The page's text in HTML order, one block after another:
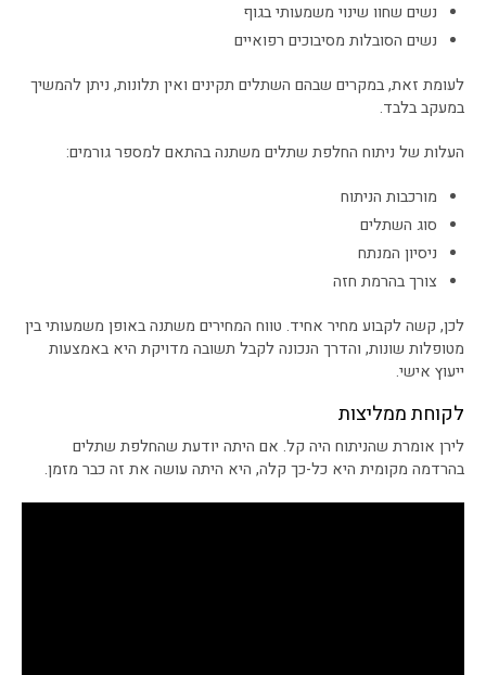
נשים שחוו שינוי משמעותי בגוף
נשים הסובלות מסיבוכים רפואיים
לעומת זאת, במקרים שבהם השתלים תקינים ואין תלונות, ניתן להמשיך
במעקב בלבד.
העלות של ניתוח החלפת שתלים משתנה בהתאם למספר גורמים:
מורכבות הניתוח
סוג השתלים
ניסיון המנתח
צורך בהרמת חזה
לכן, קשה לקבוע מחיר אחיד. טווח המחירים משתנה באופן משמעותי בין
מטופלות שונות, והדרך הנכונה לקבל תשובה מדויקת היא באמצעות
ייעוץ אישי.
לקוחת ממליצות
לירן אומרת שהניתוח היה קל. אם היתה יודעת שהחלפת שתלים
בהרדמה מקומית היא כל-כך קלה, היא היתה עושה את זה כבר מזמן.